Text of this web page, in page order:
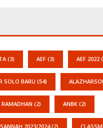
(3) AEF (3) AEF 2022
SOLO BARU (54)
(2) ANBK (2)
2023/2024(2)